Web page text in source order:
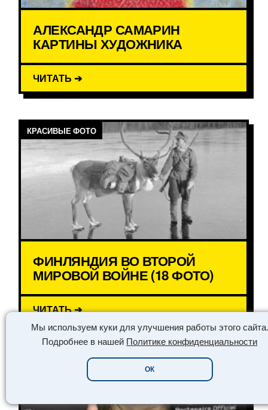
Мы используем куки для улучшения работы этого сайта.
Подробнее в нашей Политике конфиденциальности
ОК
АЛЕКСАНДР САМАРИН
КАРТИНЫ ХУДОЖНИКА
ЧИТАТЬ ➔
КРАСИВЫЕ ФОТО
ФИНЛЯНДИЯ ВО ВТОРОЙ
МИРОВОЙ ВОЙНЕ (18 ФОТО)
ЧИТАТЬ ➔
КРАСИВЫЕ ФОТО